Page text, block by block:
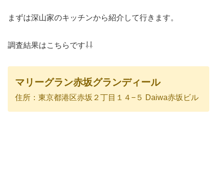
まずは深山家のキッチンから紹介して行きます。
調査結果はこちらです⇩⇩
マリーグラン赤坂グランディール
住所：東京都港区赤坂２丁目１４−５ Daiwa赤坂ビル